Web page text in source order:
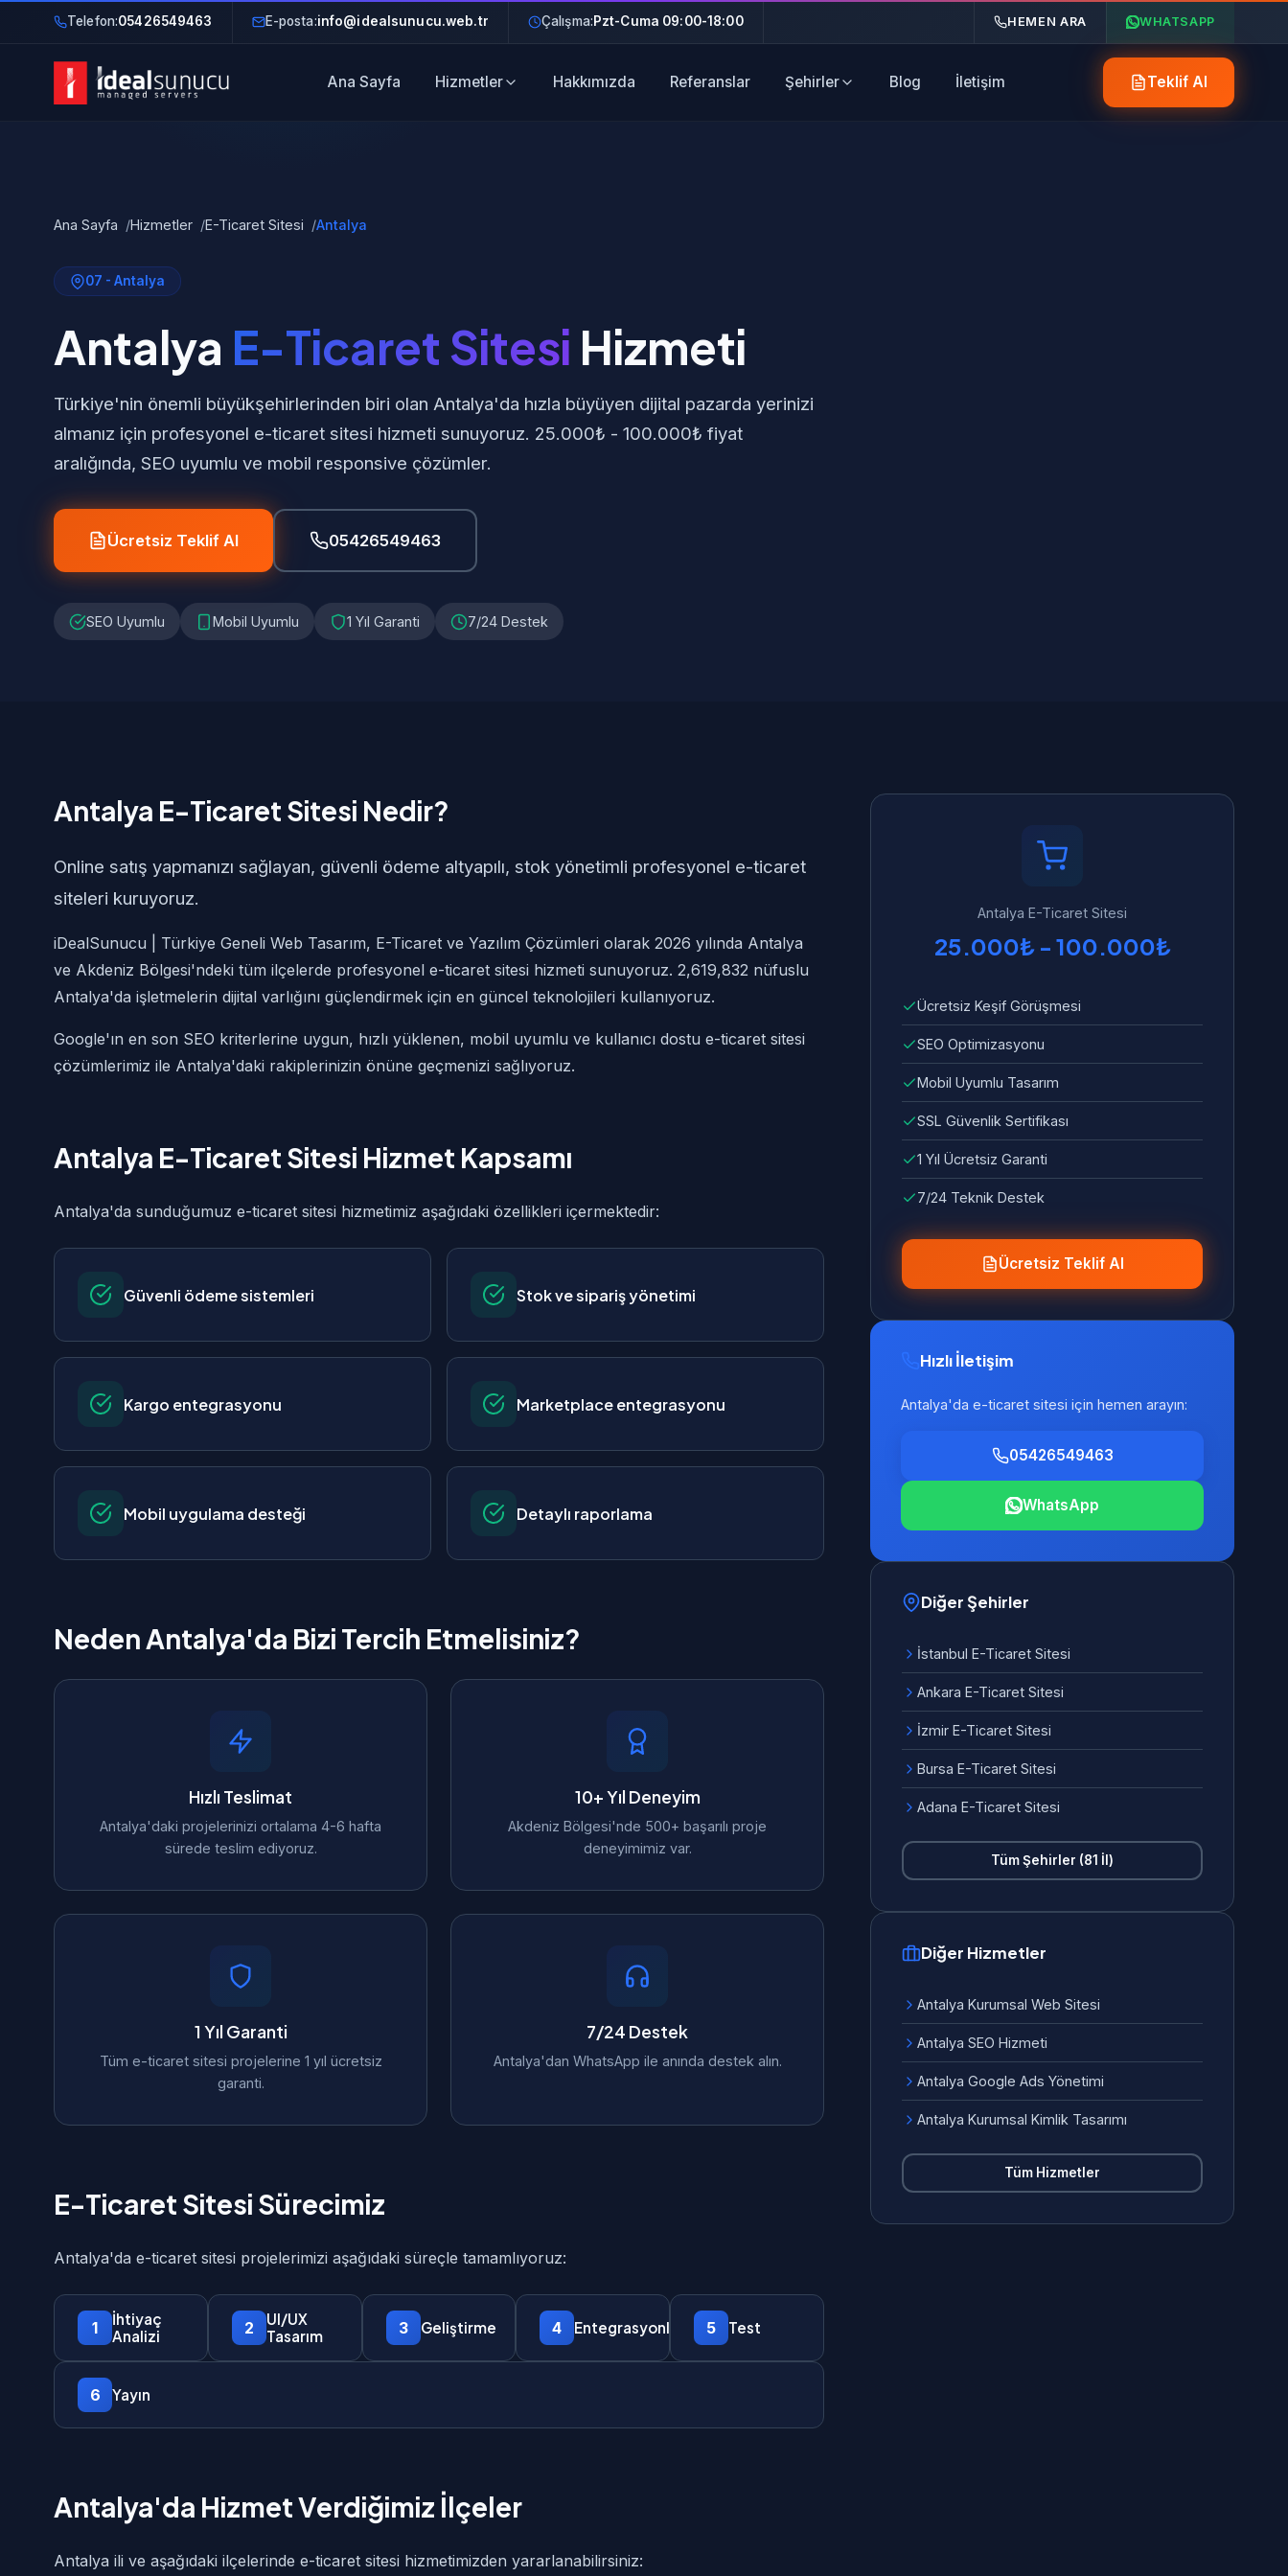
Telefon:05426549463 E-posta:info@idealsunucu.web.tr Çalışma:Pzt-Cuma 09:00-18:00 HEMEN ARA WHATSAPP
Ana Sayfa Hizmetler Hakkımızda Referanslar Şehirler Blog İletişim Teklif Al
Ana Sayfa Hizmetler E-Ticaret Sitesi Antalya
07 - Antalya
Antalya E-Ticaret Sitesi Hizmeti
Türkiye'nin önemli büyükşehirlerinden biri olan Antalya'da hızla büyüyen dijital pazarda yerinizi
almanız için profesyonel e-ticaret sitesi hizmeti sunuyoruz. 25.000₺ - 100.000₺ fiyat
aralığında, SEO uyumlu ve mobil responsive çözümler.
Ücretsiz Teklif Al 05426549463
SEO Uyumlu Mobil Uyumlu 1 Yıl Garanti 7/24 Destek
Antalya E-Ticaret Sitesi Nedir?
Online satış yapmanızı sağlayan, güvenli ödeme altyapılı, stok yönetimli profesyonel e-ticaret
siteleri kuruyoruz.
iDealSunucu | Türkiye Geneli Web Tasarım, E-Ticaret ve Yazılım Çözümleri olarak 2026 yılında Antalya
ve Akdeniz Bölgesi'ndeki tüm ilçelerde profesyonel e-ticaret sitesi hizmeti sunuyoruz. 2,619,832 nüfuslu
Antalya'da işletmelerin dijital varlığını güçlendirmek için en güncel teknolojileri kullanıyoruz.
Google'ın en son SEO kriterlerine uygun, hızlı yüklenen, mobil uyumlu ve kullanıcı dostu e-ticaret sitesi
çözümlerimiz ile Antalya'daki rakiplerinizin önüne geçmenizi sağlıyoruz.
Antalya E-Ticaret Sitesi Hizmet Kapsamı
Antalya'da sunduğumuz e-ticaret sitesi hizmetimiz aşağıdaki özellikleri içermektedir:
Güvenli ödeme sistemleri Stok ve sipariş yönetimi
Kargo entegrasyonu Marketplace entegrasyonu
Mobil uygulama desteği Detaylı raporlama
Neden Antalya'da Bizi Tercih Etmelisiniz?
Hızlı Teslimat
Antalya'daki projelerinizi ortalama 4-6 hafta
sürede teslim ediyoruz.
10+ Yıl Deneyim
Akdeniz Bölgesi'nde 500+ başarılı proje
deneyimimiz var.
1 Yıl Garanti
Tüm e-ticaret sitesi projelerine 1 yıl ücretsiz
garanti.
7/24 Destek
Antalya'dan WhatsApp ile anında destek alın.
E-Ticaret Sitesi Sürecimiz
Antalya'da e-ticaret sitesi projelerimizi aşağıdaki süreçle tamamlıyoruz:
1
İhtiyaç
Analizi
2
UI/UX
Tasarım
3 Geliştirme 4 Entegrasyonlar 5 Test
6 Yayın
Antalya'da Hizmet Verdiğimiz İlçeler
Antalya ili ve aşağıdaki ilçelerinde e-ticaret sitesi hizmetimizden yararlanabilirsiniz:
Antalya E-Ticaret Sitesi
25.000₺ - 100.000₺
Ücretsiz Keşif Görüşmesi
SEO Optimizasyonu
Mobil Uyumlu Tasarım
SSL Güvenlik Sertifikası
1 Yıl Ücretsiz Garanti
7/24 Teknik Destek
Ücretsiz Teklif Al
Hızlı İletişim
Antalya'da e-ticaret sitesi için hemen arayın:
05426549463
WhatsApp
Diğer Şehirler
İstanbul E-Ticaret Sitesi
Ankara E-Ticaret Sitesi
İzmir E-Ticaret Sitesi
Bursa E-Ticaret Sitesi
Adana E-Ticaret Sitesi
Tüm Şehirler (81 İl)
Diğer Hizmetler
Antalya Kurumsal Web Sitesi
Antalya SEO Hizmeti
Antalya Google Ads Yönetimi
Antalya Kurumsal Kimlik Tasarımı
Tüm Hizmetler